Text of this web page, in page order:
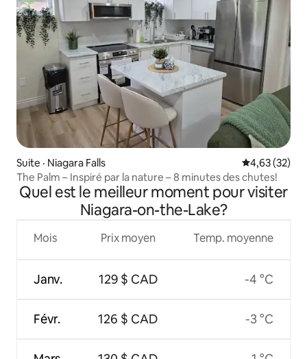
Suite · Niagara Falls Note
4,63 (32)
The Palm – Inspiré par la nature – 8 minutes des chutes!
Quel est le meilleur moment pour visiter
Niagara-on-the-Lake?
Mois
Janv.
Févr.
Prix moyen
129 $ CAD
126 $ CAD
Temp. moyenne
-4 °C
-3 °C